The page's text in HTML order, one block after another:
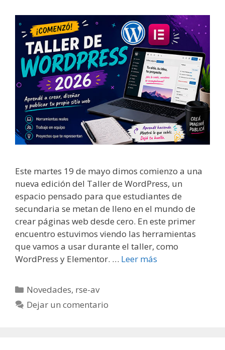
Este martes 19 de mayo dimos comienzo a una
nueva edición del Taller de WordPress, un
espacio pensado para que estudiantes de
secundaria se metan de lleno en el mundo de
crear páginas web desde cero. En este primer
encuentro estuvimos viendo las herramientas
que vamos a usar durante el taller, como
WordPress y Elementor. … Leer más
Categorías
Novedades, rse-av
Dejar un comentario